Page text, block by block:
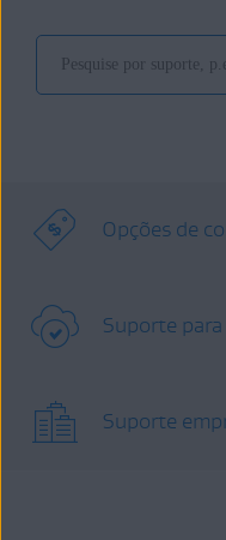
Opções de
Suporte
Suporte